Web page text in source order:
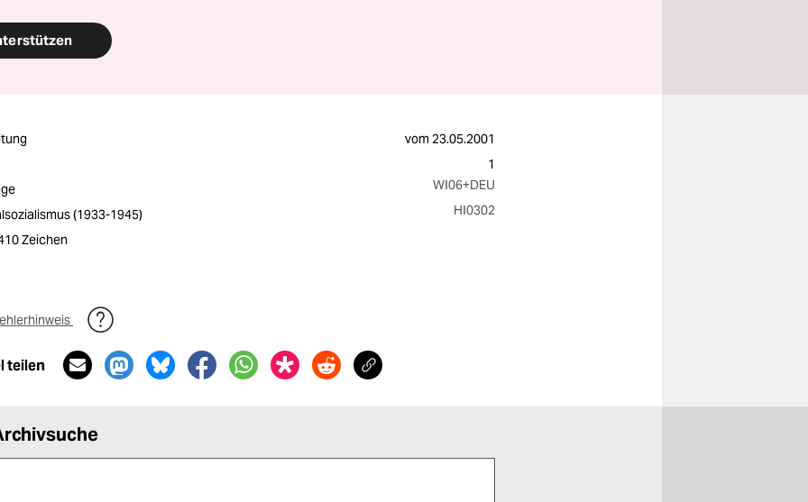
vom23.05.2001
1
WI06+DEU
(1933-1945)
HI0302
Zeichen
teilen